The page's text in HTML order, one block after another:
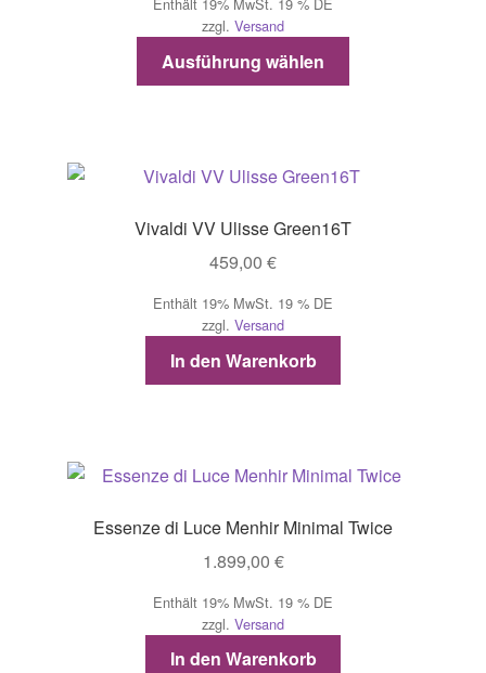
bis
949,00 €
zzgl. Versand
Ausführung wählen
auf.
Vivaldi VV Ulisse Green16T
459,00 €
Enthält 19% MwSt. 19 % DE
zzgl. Versand
In den Warenkorb
Essenze di Luce Menhir Minimal Twice
1.899,00 €
Enthält 19% MwSt. 19 % DE
zzgl. Versand
In den Warenkorb